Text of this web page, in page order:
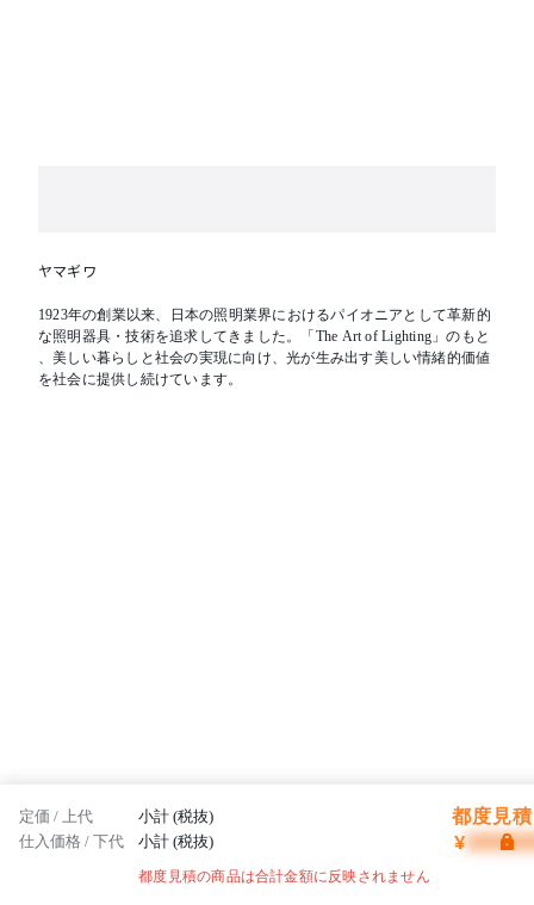
ヤマギワ
1923年の創業以来、日本の照明業界におけるパイオニアとして革新的
な照明器具・技術を追求してきました。「The Art of Lighting」のもと
、美しい暮らしと社会の実現に向け、光が生み出す美しい情緒的価値
を社会に提供し続けています。
定価 / 上代 小計 (税抜) 都度見
仕入価格 / 下代 小計 (税抜) ¥
都度見積の商品は合計金額に反映されません